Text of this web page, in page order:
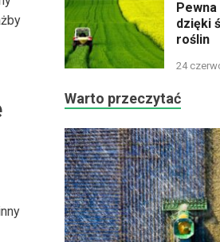
dzięki
roślin
24
Warto przeczytać